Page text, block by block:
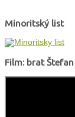
Minoritský list
Film: brat Štefan